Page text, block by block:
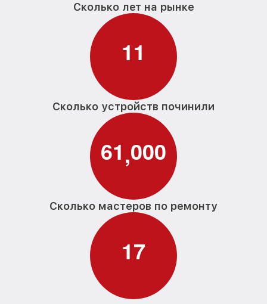
Сколько лет на рынке
11
Сколько устройств починили
61,000
Сколько мастеров по ремонту
17